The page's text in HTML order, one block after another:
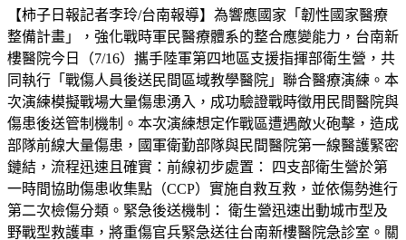
【柿子日報記者李玲/台南報導】為響應國家「韌性國家醫療
整備計畫」，強化戰時軍民醫療體系的整合應變能力，台南新
樓醫院今日（7/16）攜手陸軍第四地區支援指揮部衛生營，共
同執行「戰傷人員後送民間區域教學醫院」聯合醫療演練。本
次演練模擬戰場大量傷患湧入，成功驗證戰時徵用民間醫院與
傷患後送管制機制。本次演練想定作戰區遭遇敵火砲擊，造成
部隊前線大量傷患，國軍衛勤部隊與民間醫院第一線醫護緊密
鏈結，流程迅速且確實：前線初步處置： 四支部衛生營於第
一時間協助傷患收集點（CCP）實施自救互救，並依傷勢進行
第二次檢傷分類。緊急後送機制： 衛生營迅速出動城市型及
野戰型救護車，將重傷官兵緊急送往台南新樓醫院急診室。關